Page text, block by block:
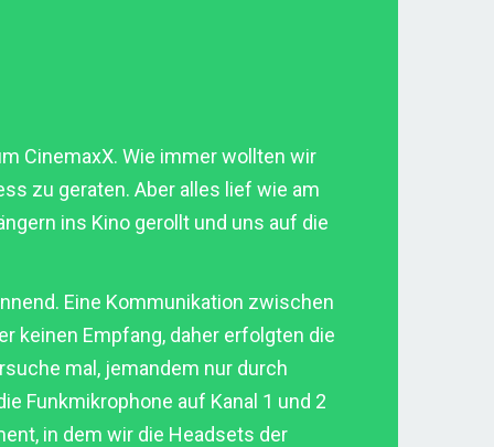
CinemaxX. Wie immer wollten wir
zu geraten. Aber alles lief wie am
ins Kino gerollt und uns auf die
Eine Kommunikation zwischen
keinen Empfang, daher erfolgten die
mal, jemandem nur durch
Funkmikrophone auf Kanal 1 und 2
in dem wir die Headsets der